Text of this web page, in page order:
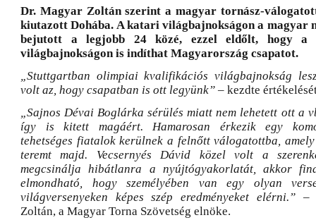
Dr. Magyar Zoltán szerint a magyar tornász-
kiutazott Dohába. A katari világbajnokságon a magyar
bejutott a legjobb 24 közé, ezzel eldőlt, hogy a
világbajnokságon is indíthat Magyarország csapatot.
„Stuttgartban olimpiai kvalifikációs világbajnokság
volt az, hogy csapatban is ott legyünk” – kezdte
„Sajnos Dévai Boglárka sérülés miatt nem lehetett ott a
így is kitett magáért. Hamarosan érkezik egy
tehetséges fiatalok kerülnek a felnőtt válogatottba,
teremt majd. Vecsernyés Dávid közel volt a
megcsinálja hibátlanra a nyújtógyakorlatát, akkor
elmondható, hogy személyében van egy olyan
világversenyeken képes szép eredményeket elérni.”–
Zoltán, a Magyar Torna Szövetség elnöke.